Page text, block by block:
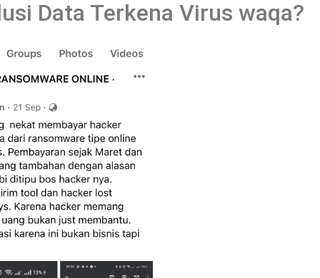
Data Terkena Virus waqa?